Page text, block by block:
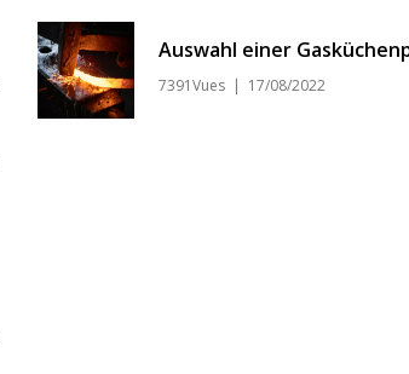
Auswahl einer
7391Vues | 17/08/2022